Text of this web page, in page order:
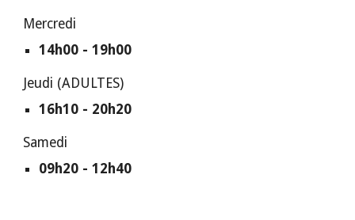
Mercredi
14h00 - 19h00
Jeudi (ADULTES)
16h10 - 20h20
Samedi
09h20 - 12h40